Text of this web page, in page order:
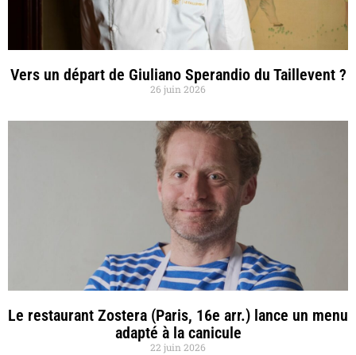
Vers un départ de Giuliano Sperandio du Taillevent ?
26 juin 2026
Le restaurant Zostera (Paris, 16e arr.) lance un menu
adapté à la canicule
22 juin 2026